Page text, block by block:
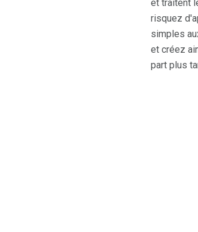
et traitent
risquez
simples
et créez
part plus